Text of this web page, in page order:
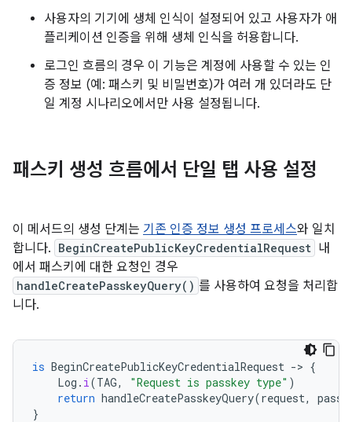
사용자의 기기에 생체 인식이 설정되어 있고 사용자가 애
플리케이션 인증을 위해 생체 인식을 허용합니다.
로그인 흐름의 경우 이 기능은 계정에 사용할 수 있는 인
증 정보 (예: 패스키 및 비밀번호)가 여러 개 있더라도 단
일 계정 시나리오에서만 사용 설정됩니다.
패스키 생성 흐름에서 단일 탭 사용 설정
이 메서드의 생성 단계는 기존 인증 정보 생성 프로세스와 일치
합니다. BeginCreatePublicKeyCredentialRequest 내
에서 패스키에 대한 요청인 경우
handleCreatePasskeyQuery() 를 사용하여 요청을 처리합
니다.
is BeginCreatePublicKeyCredentialRequest -> {
Log . i(TAG, "Request is passkey type" )
return handleCreatePasskeyQuery(request,
}